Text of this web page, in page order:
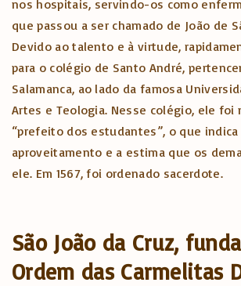
nos hospitais, servindo-os como
que passou a ser chamado de João de
Devido ao talento e à virtude,
para o colégio de Santo André,
Salamanca, ao lado da famosa
Artes e Teologia. Nesse colégio, ele foi
“prefeito dos estudantes”, o que indica
aproveitamento e a estima que os
ele. Em 1567, foi ordenado sacerdote.
São João da Cruz,
Ordem das Carmelitas